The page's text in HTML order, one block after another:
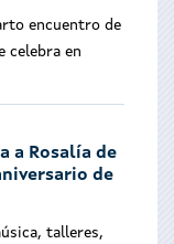
encuentro de
celebra en
a Rosalía de
de
talleres,